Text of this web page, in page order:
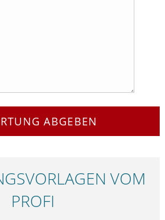
ABGEBEN
VOM
PROFI